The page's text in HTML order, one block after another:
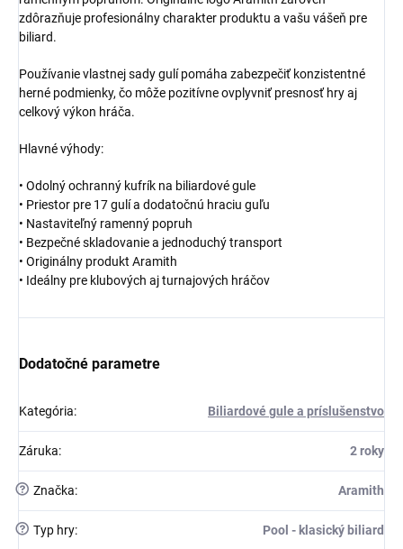
zdôrazňuje profesionálny charakter produktu a vašu vášeň pre
biliard.
Používanie vlastnej sady gulí pomáha zabezpečiť konzistentné
herné podmienky, čo môže pozitívne ovplyvniť presnosť hry aj
celkový výkon hráča.
Hlavné výhody:
• Odolný ochranný kufrík na biliardové gule
• Priestor pre 17 gulí a dodatočnú hraciu guľu
• Nastaviteľný ramenný popruh
• Bezpečné skladovanie a jednoduchý transport
• Originálny produkt Aramith
• Ideálny pre klubových aj turnajových hráčov
Dodatočné parametre
Kategória: Biliardové gule a príslušenstvo
Záruka: 2 roky
? Značka: Aramith
? Typ hry: Pool - klasický biliard